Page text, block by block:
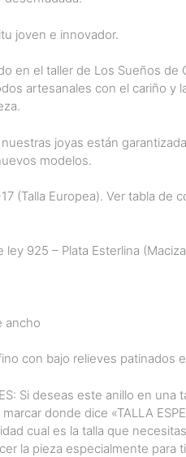
joven e innovador.
en el taller de Los Sueños de
artesanales con el cariño y
joyas están
modelos.
(Talla Europea). Ver tabla de
ley 925 – Plata Esterlina
ancho
con bajo relieves patinados
Si deseas este anillo en una
donde dice «TALLA
cual es la talla que
la pieza especialmente para